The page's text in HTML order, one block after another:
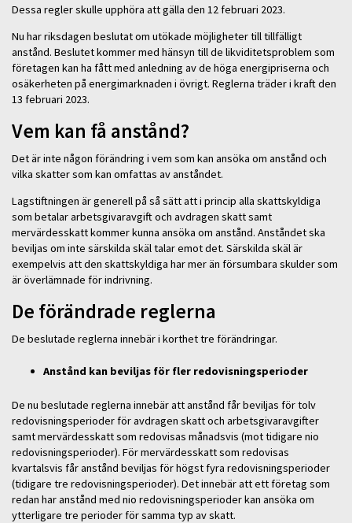
Dessa regler skulle upphöra att gälla den 12 februari 2023.
Nu har riksdagen beslutat om utökade möjligheter till tillfälligt
anstånd. Beslutet kommer med hänsyn till de likviditetsproblem som
företagen kan ha fått med anledning av de höga energipriserna och
osäkerheten på energimarknaden i övrigt. Reglerna träder i kraft den
13 februari 2023.
Vem kan få anstånd?
Det är inte någon förändring i vem som kan ansöka om anstånd och
vilka skatter som kan omfattas av anståndet.
Lagstiftningen är generell på så sätt att i princip alla skattskyldiga
som betalar arbetsgivaravgift och avdragen skatt samt
mervärdesskatt kommer kunna ansöka om anstånd. Anståndet ska
beviljas om inte särskilda skäl talar emot det. Särskilda skäl är
exempelvis att den skattskyldiga har mer än försumbara skulder som
är överlämnade för indrivning.
De förändrade reglerna
De beslutade reglerna innebär i korthet tre förändringar.
Anstånd kan beviljas för fler redovisningsperioder
De nu beslutade reglerna innebär att anstånd får beviljas för tolv
redovisningsperioder för avdragen skatt och arbetsgivaravgifter
samt mervärdesskatt som redovisas månadsvis (mot tidigare nio
redovisningsperioder). För mervärdesskatt som redovisas
kvartalsvis får anstånd beviljas för högst fyra redovisningsperioder
(tidigare tre redovisningsperioder). Det innebär att ett företag som
redan har anstånd med nio redovisningsperioder kan ansöka om
ytterligare tre perioder för samma typ av skatt.